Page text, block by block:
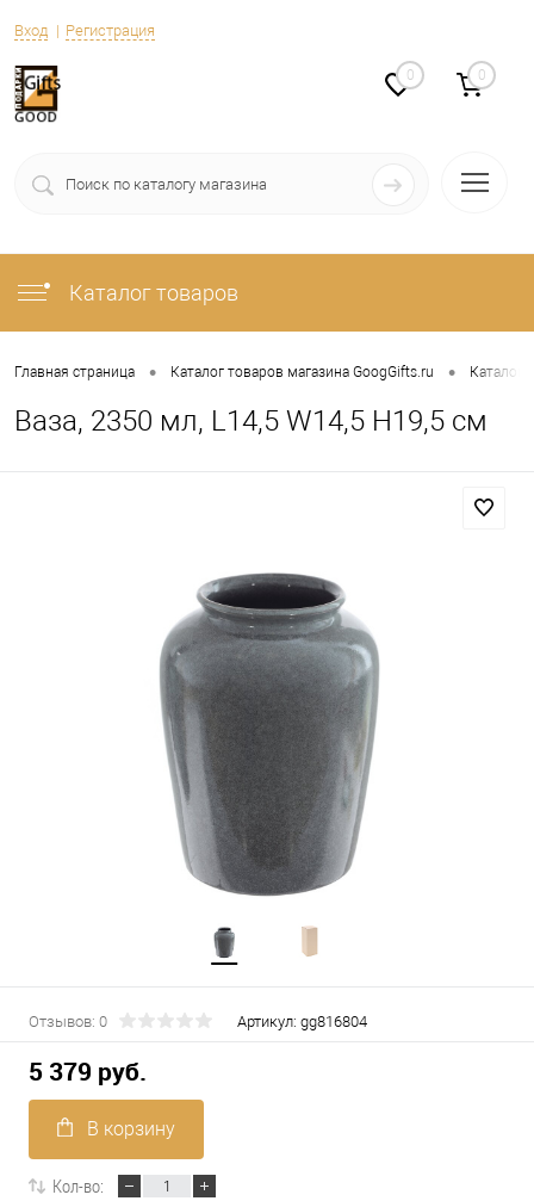
Вход Регистрация
0 0
Каталог товаров
Главная страница • Каталог товаров магазина GoogGifts.ru • Каталог
Ваза, 2350 мл, L14,5 W14,5 H19,5 см
Отзывов: 0 Артикул: gg816804
5 379 руб.
В корзину
Кол-во: